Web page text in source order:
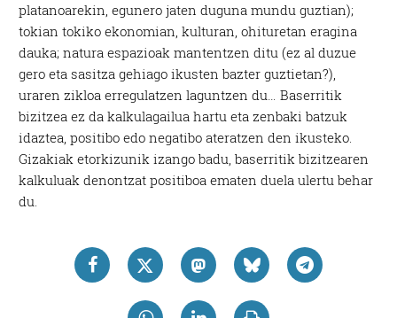
platanoarekin, egunero jaten duguna mundu guztian);
tokian tokiko ekonomian, kulturan, ohituretan eragina
dauka; natura espazioak mantentzen ditu (ez al duzue
gero eta sasitza gehiago ikusten bazter guztietan?),
uraren zikloa erregulatzen laguntzen du… Baserritik
bizitzea ez da kalkulagailua hartu eta zenbaki batzuk
idaztea, positibo edo negatibo ateratzen den ikusteko.
Gizakiak etorkizunik izango badu, baserritik bizitzearen
kalkuluak denontzat positiboa ematen duela ulertu behar
du.